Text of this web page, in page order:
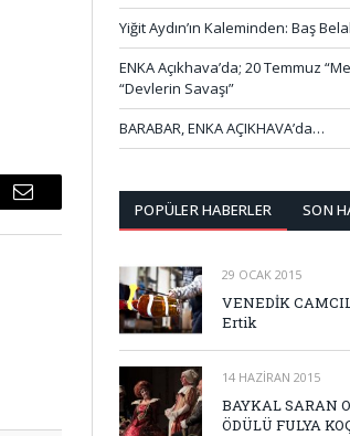
Email
Yiğit Aydın’ın Kaleminden: Baş
ENKA Açıkhava’da; 20 Temmuz
“Devlerin Savaşı”
BARABAR, ENKA AÇIKHAVA’da…
POPÜLER HABERLER SON
29 OCAK 2015
VENEDİK
Ertik
14 HAZIRAN 2015
BAYKAL SARAN
ÖDÜLÜ FULYA